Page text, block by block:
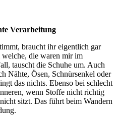
Verarbeitung
braucht ihr eigentlich gar
welche, die waren mir im
tauscht die Schuhe um. Auch
Nähte, Ösen, Schnürsenkel oder
das nichts. Ebenso bei schlecht
wenn Stoffe nicht richtig
sitzt. Das führt beim Wandern